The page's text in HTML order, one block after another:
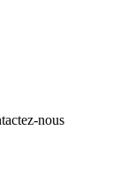
nous